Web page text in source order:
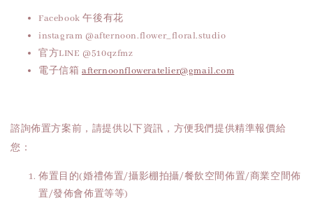
Facebook 午後有花
instagram @afternoon.flower_floral.studio
官方LINE @510qzfmz
電子信箱 afternoonfloweratelier@gmail.com
諮詢佈置方案前，請提供以下資訊，方便我們提供精準報價給
您：
佈置目的(婚禮佈置/攝影棚拍攝/餐飲空間佈置/商業空間佈
置/發佈會佈置等等)